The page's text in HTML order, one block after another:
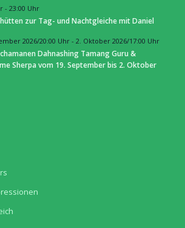
- 23:00 Uhr
zur Tag- und Nachtgleiche mit Daniel
2026/20:00 Uhr- 2. Oktober 2026/17:00 Uhr
Dahnashing Tamang Guru &
Sherpa vom 19. September bis 2. Oktober